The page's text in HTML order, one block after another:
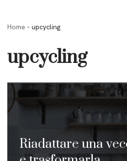
Home - upcycling
upcycling
Riadattare una